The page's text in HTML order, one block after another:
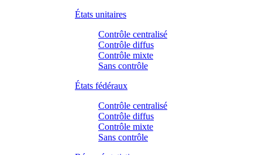
États unitaires
Contrôle centralisé
Contrôle diffus
Contrôle mixte
Sans contrôle
États fédéraux
Contrôle centralisé
Contrôle diffus
Contrôle mixte
Sans contrôle